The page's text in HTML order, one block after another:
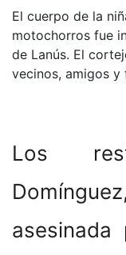
El cuerpo de la
motochorros fue
de Lanús. El
vecinos, amigos y
Los